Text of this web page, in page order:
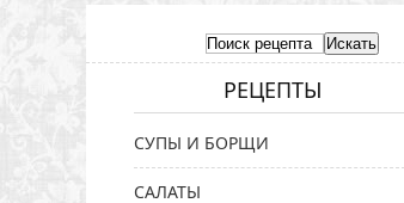
РЕЦЕПТЫ
СУПЫ И БОРЩИ
САЛАТЫ